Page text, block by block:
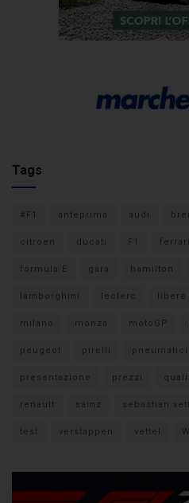
Tags
#F1 anteprima audi
citroen ducati F1 ferrari
formula E gara hamilton
lamborghini leclerc libere
milano monza motoGP
peugeot pirelli pneumatici
presentazione prezzi
renault sainz sebastian
test verstappen vettel